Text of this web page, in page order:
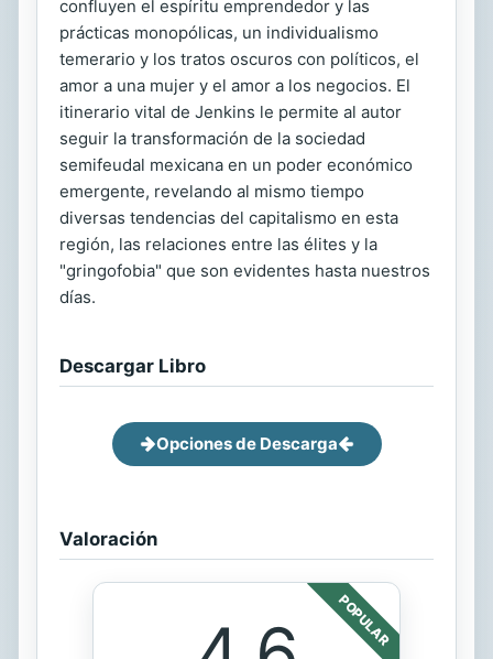
confluyen el espíritu emprendedor y las
prácticas monopólicas, un individualismo
temerario y los tratos oscuros con políticos, el
amor a una mujer y el amor a los negocios. El
itinerario vital de Jenkins le permite al autor
seguir la transformación de la sociedad
semifeudal mexicana en un poder económico
emergente, revelando al mismo tiempo
diversas tendencias del capitalismo en esta
región, las relaciones entre las élites y la
"gringofobia" que son evidentes hasta nuestros
días.
Descargar Libro
Opciones de Descarga
Valoración
POPULAR